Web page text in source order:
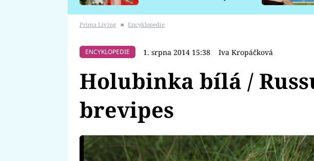
Prima Living ■ Encyklopedie
ENCYKLOPEDIE 1. srpna 2014 15:38 Iva Kropáčková
Holubinka bílá /
brevipes